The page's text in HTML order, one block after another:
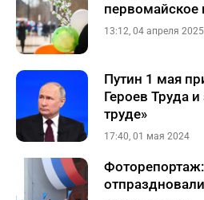
первомайское
13:12, 04 апреля 2025
Путин 1 мая
Героев Труда
труде»
17:40, 01 мая 2024
Фоторепортаж: